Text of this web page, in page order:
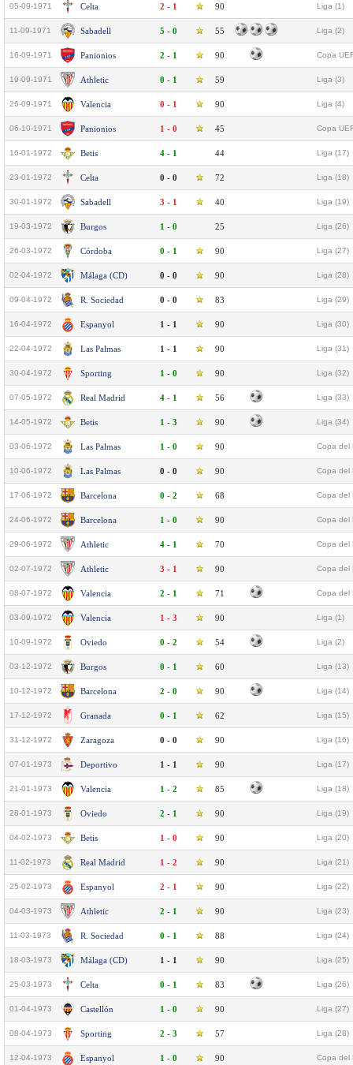
05-09-1971 Celta 2 - 1 90 Liga (1)
11-09-1971 Sabadell 5 - 0 55 Liga (2)
16-09-1971 Panionios 2 - 1 90 Copa
19-09-1971 Athletic 0 - 1 59 Liga (3)
26-09-1971 Valencia 0 - 1 90 Liga (4)
06-10-1971 Panionios 1 - 0 45 Copa
16-01-1972 Betis 4 - 1 44 Liga (17)
23-01-1972 Celta 0 - 0 72 Liga (18)
30-01-1972 Sabadell 3 - 1 40 Liga (19)
19-03-1972 Burgos 1 - 0 25 Liga (26)
26-03-1972 Córdoba 0 - 1 90 Liga (27)
02-04-1972 Málaga (CD) 0 - 0 90 Liga (28)
09-04-1972 R. Sociedad 0 - 0 83 Liga (29)
16-04-1972 Espanyol 1 - 1 90 Liga (30)
22-04-1972 Las Palmas 1 - 1 90 Liga (31)
30-04-1972 Sporting 1 - 0 90 Liga (32)
07-05-1972 Real Madrid 4 - 1 56 Liga (33)
14-05-1972 Betis 1 - 3 90 Liga (34)
03-06-1972 Las Palmas 1 - 0 90 Copa del
10-06-1972 Las Palmas 0 - 0 90 Copa del
17-06-1972 Barcelona 0 - 2 68 Copa del
24-06-1972 Barcelona 1 - 0 90 Copa del
29-06-1972 Athletic 4 - 1 70 Copa del
02-07-1972 Athletic 3 - 1 90 Copa del
08-07-1972 Valencia 2 - 1 71 Copa del
03-09-1972 Valencia 1 - 3 90 Liga (1)
10-09-1972 Oviedo 0 - 2 54 Liga (2)
03-12-1972 Burgos 0 - 1 60 Liga (13)
10-12-1972 Barcelona 2 - 0 90 Liga (14)
17-12-1972 Granada 0 - 1 62 Liga (15)
31-12-1972 Zaragoza 0 - 0 90 Liga (16)
07-01-1973 Deportivo 1 - 1 90 Liga (17)
21-01-1973 Valencia 1 - 2 85 Liga (18)
28-01-1973 Oviedo 2 - 1 90 Liga (19)
04-02-1973 Betis 1 - 0 90 Liga (20)
11-02-1973 Real Madrid 1 - 2 90 Liga (21)
25-02-1973 Espanyol 2 - 1 90 Liga (22)
04-03-1973 Athletic 2 - 1 90 Liga (23)
11-03-1973 R. Sociedad 0 - 1 88 Liga (24)
18-03-1973 Málaga (CD) 1 - 1 90 Liga (25)
25-03-1973 Celta 0 - 1 83 Liga (26)
01-04-1973 Castellón 1 - 0 90 Liga (27)
08-04-1973 Sporting 2 - 3 57 Liga (28)
12-04-1973 Espanyol 1 - 0 90 Copa del